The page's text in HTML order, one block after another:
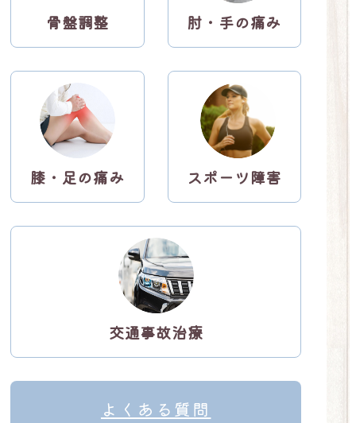
骨盤調整
ン
肘・手の痛み
ン
膝・足の痛み
ン
スポーツ障害
ン
ク
交通事故治療
ン
よくある質問